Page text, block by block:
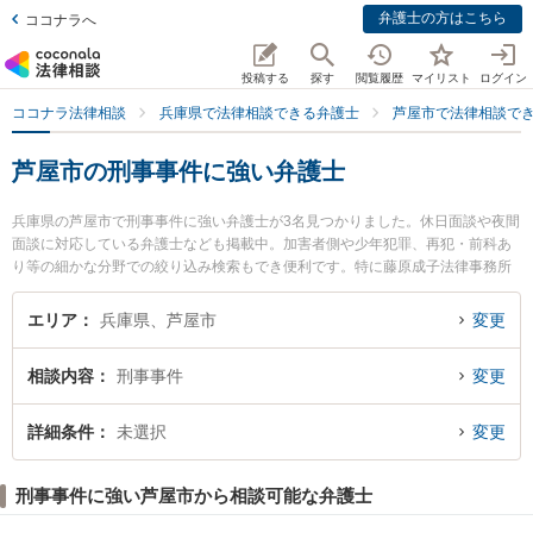
ココナラへ 弁護士の方はこちら
投稿する 探す 閲覧履歴 マイリスト ログイン
ココナラ法律相談 兵庫県で法律相談できる弁護士 芦屋市で法律相談で
芦屋市の刑事事件に強い弁護士
兵庫県の芦屋市で刑事事件に強い弁護士が3名見つかりました。休日面談や夜間
面談に対応している弁護士なども掲載中。加害者側や少年犯罪、再犯・前科あ
り等の細かな分野での絞り込み検索もでき便利です。特に藤原成子法律事務所
の藤原 成子弁護士や芦屋法律事務所の岡部 将吾弁護士、タクト法律事務所の吉
田 督弁護士のプロフィール情報や弁護士費用、強みなどが注目されています。
『初回相談無料で刑事事件を法律相談できる芦屋市内の弁護士に相談予約した
い』などでお困りの相談者さんにおすすめです。
エリア 兵庫県、芦屋市 変更
相談内容 刑事事件 変更
詳細条件 未選択 変更
刑事事件に強い芦屋市から相談可能な弁護士